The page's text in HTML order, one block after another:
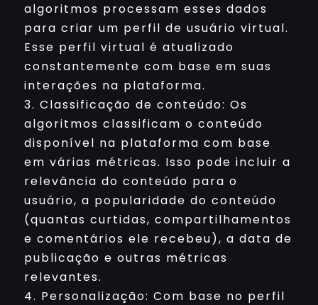
algoritmos processam esses dados
para criar um perfil de usuário virtual.
Esse perfil virtual é atualizado
constantemente com base em suas
interações na plataforma.
3. Classificação de conteúdo: Os
algoritmos classificam o conteúdo
disponível na plataforma com base
em várias métricas. Isso pode incluir a
relevância do conteúdo para o
usuário, a popularidade do conteúdo
(quantas curtidas, compartilhamentos
e comentários ele recebeu), a data de
publicação e outras métricas
relevantes.
4. Personalização: Com base no perfil